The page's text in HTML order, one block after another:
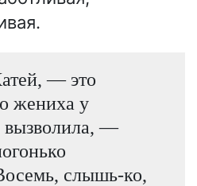
— это
жениха у
вызволила, —
слышь-ко,